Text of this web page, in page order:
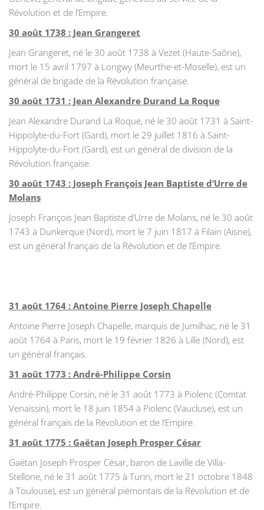
Révolution et de l’Empire.
30 août 1738 : Jean Grangeret
Jean Grangeret, né le 30 août 1738 à Vezet (Haute-Saône),
mort le 15 avril 1797 à Longwy (Meurthe-et-Moselle), est un
général de brigade de la Révolution française.
30 août 1731 : Jean Alexandre Durand La Roque
Jean Alexandre Durand La Roque, né le 30 août 1731 à Saint-
Hippolyte-du-Fort (Gard), mort le 29 juillet 1816 à Saint-
Hippolyte-du-Fort (Gard), est un général de division de la
Révolution française.
30 août 1743 : Joseph François Jean Baptiste d’Urre de
Molans
Joseph François Jean Baptiste d’Urre de Molans, né le 30 août
1743 à Dunkerque (Nord), mort le 7 juin 1817 à Filain (Aisne),
est un général français de la Révolution et de l’Empire.
31 août 1764 : Antoine Pierre Joseph Chapelle
Antoine Pierre Joseph Chapelle, marquis de Jumilhac, né le 31
août 1764 à Paris, mort le 19 février 1826 à Lille (Nord), est
un général français.
31 août 1773 : André-Philippe Corsin
André-Philippe Corsin, né le 31 août 1773 à Piolenc (Comtat
Venaissin), mort le 18 juin 1854 à Piolenc (Vaucluse), est un
général français de la Révolution et de l’Empire.
31 août 1775 : Gaëtan Joseph Prosper César
Gaëtan Joseph Prosper César, baron de Laville de Villa-
Stellone, né le 31 août 1775 à Turin, mort le 21 octobre 1848
à Toulouse), est un général piémontais de la Révolution et de
l’Empire.